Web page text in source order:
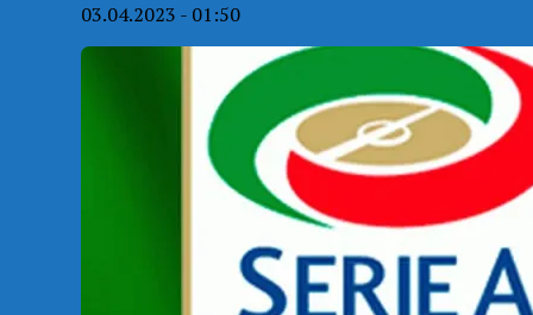
03.04.2023 - 01:50